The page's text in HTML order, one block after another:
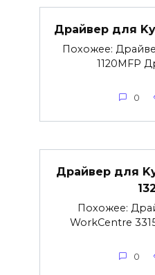
Драйвер для
Похожее:
1120MFP
0
Драйвер для
Похожее:
WorkCentre
0